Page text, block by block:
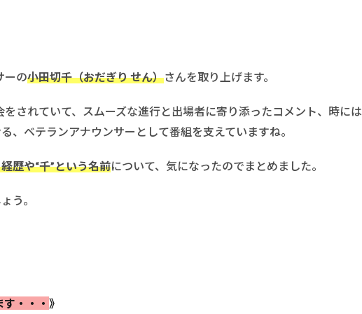
ーの小田切千（おだぎり せん）さんを取り上げます。
をされていて、スムーズな進行と出場者に寄り添ったコメント、時には
、ベテランアナウンサーとして番組を支えていますね。
歴や“千”という名前について、気になったのでまとめました。
う。
・・・ 》